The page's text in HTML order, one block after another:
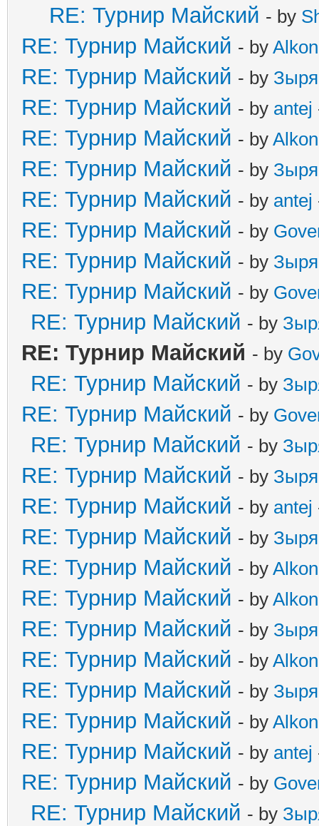
RE: Турнир Майский - by
RE: Турнир Майский - by
RE: Турнир Майский - by
RE: Турнир Майский - by antej
RE: Турнир Майский - by
RE: Турнир Майский - by
RE: Турнир Майский - by antej
RE: Турнир Майский - by
RE: Турнир Майский - by
RE: Турнир Майский - by
RE: Турнир Майский - by
RE: Турнир Майский - by
RE: Турнир Майский - by
RE: Турнир Майский - by
RE: Турнир Майский - by
RE: Турнир Майский - by
RE: Турнир Майский - by antej
RE: Турнир Майский - by
RE: Турнир Майский - by
RE: Турнир Майский - by
RE: Турнир Майский - by
RE: Турнир Майский - by
RE: Турнир Майский - by
RE: Турнир Майский - by
RE: Турнир Майский - by antej
RE: Турнир Майский - by
RE: Турнир Майский - by